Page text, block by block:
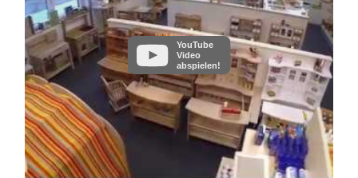
YouTube
Video
abspielen!